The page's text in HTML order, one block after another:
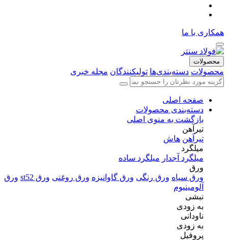
همکاری با ما
محصولات
محصولات دسته‌بندی‌ها تولیکنندگان مجله خبری
صفحه اصلی
دسته‌بندی محصولات
بازگشت به منوی اصلی
تیرآهن
تیرآهن هاش
میلگرد
میلگرد آجدار میلگرد ساده
ورق
ورق سیاه ورق رنگی ورق گاوانیزه ورق روغنی ورق st52
ورق
آلومینیوم
نبشی
به زودی
ناودانی
به زودی
پروفیل